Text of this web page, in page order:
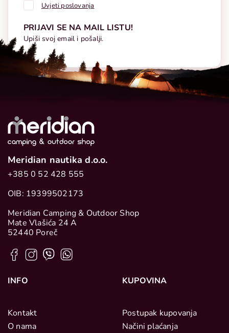
Uvjeti poslovanja
PRIJAVI SE NA MAIL LISTU!
Upiši svoj email i pošalji.
Meridian nautika d.o.o.
+385 0 52 428 555
OIB: 19399502173
Meridian Camping & Outdoor Shop
Mate Vlašića 24 A
52440 Poreč
INFO
Kontakt
O nama
KUPOVINA
Postupak kupovanja
Načini plaćanja